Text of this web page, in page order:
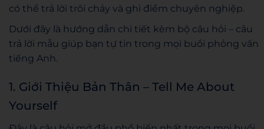
có thể trả lời trôi chảy và ghi điểm chuyên nghiệp.
Dưới đây là hướng dẫn chi tiết kèm bộ câu hỏi – câu
trả lời mẫu giúp bạn tự tin trong mọi buổi phỏng vấn
tiếng Anh.
1. Giới Thiệu Bản Thân – Tell Me About
Yourself